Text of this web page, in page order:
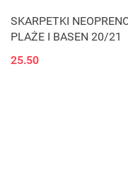
SKARPETKI
PLAŻE I BASEN 20/21
25.50